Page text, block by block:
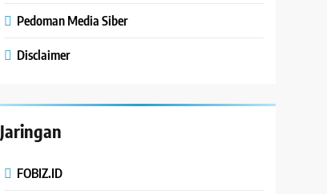
Pedoman Media Siber
Disclaimer
Jaringan
FOBIZ.ID